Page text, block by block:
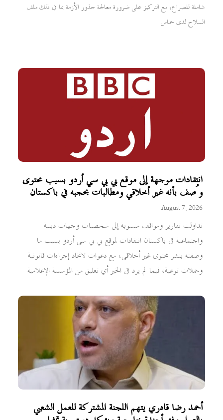
انتقادات موجهة إلى موقع بي بي سي أردو بسبب محتوى
وُصف بأنه غير أخلاقي ومطالبات بحجبه في باكستان
August 7, 2026
تداولت تقارير ومواقف منسوبة إلى شخصيات وجهات دينية
واجتماعية في باكستان انتقادات لموقع بي بي سي أردو بسبب ما
وصفته بنشر محتوى غير أخلاقي، مع دعوات لاتخاذ إجراءات قانونية
وحملات توعية، فيما لم يرد في الخبر أي تعليق من المؤسسة الإعلامية
أحمد رضا قادري يتهم اللجنة المشتركة للعمل الشعبي
شاملة للصراع، مع التركيز على ضرورة معالجة جذور الأزمة بما في ذلك ملف
السلاح لدى حماس